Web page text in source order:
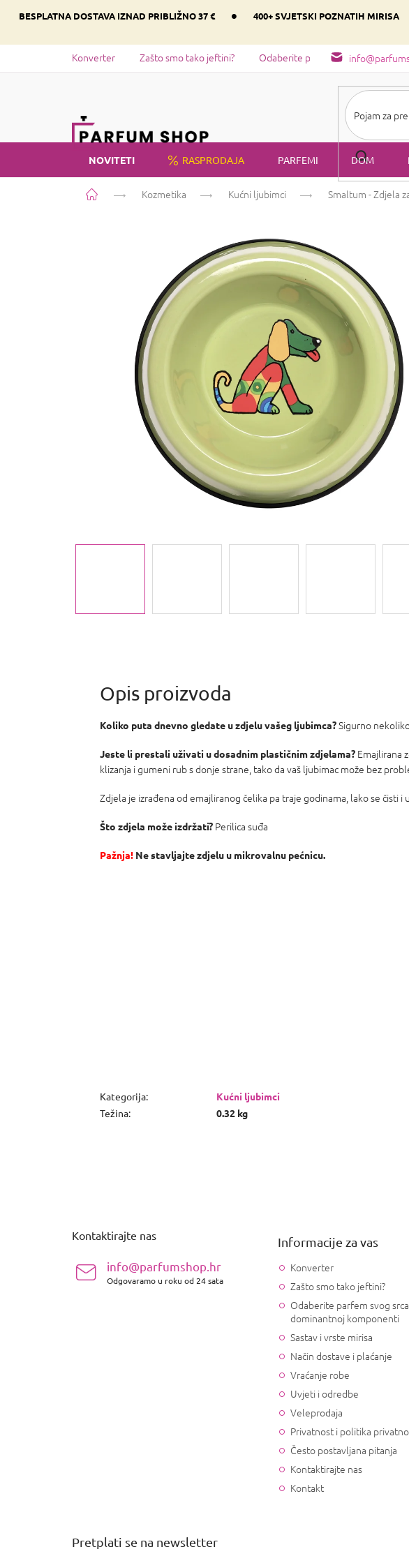
BESPLATNA DOSTAVA IZNAD PRIBLIŽNO 37 € • 400+ SVJETSKI POZNATIH MIRISA
Konverter Zašto smo tako jeftini? Odaberite parfem svog srca
NOVITETI RASPRODAJA PARFEMI DOM
Početna Kozmetika Kućni ljubimci Smaltum - Zdjela
Koliko puta dnevno gledate u zdjelu vašeg ljubimca?Sigurno
Jeste li prestali uživati ​​u dosadnim plastičnim zdjelama? Emajlirana
klizanja i gumeni rub s donje strane, tako da vaš ljubimac može bez
Zdjela je izrađena od emajliranog čelika pa traje godinama, lako se čisti i
Što zdjela može izdržati? Perilica suđa
Pažnja! Ne stavljajte zdjelu u mikrovalnu pećnicu.
Kategorija:
Kućni ljubimci
Težina: 0.32 kg
Kontaktirajte nas
info@parfumshop.hr
Odgovaramo u roku od 24 sata
Informacije za vas
Konverter
Zašto smo tako jeftini?
Odaberite parfem svog
dominantnoj komponenti
Sastav i vrste mirisa
Način dostave i plaćanje
Vraćanje robe
Uvjeti i odredbe
Veleprodaja
Privatnost i politika
Često postavljana pitanja
Kontaktirajte nas
Kontakt
Pretplati se na newsletter